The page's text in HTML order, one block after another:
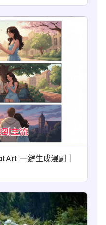
一鍵生成漫劇｜